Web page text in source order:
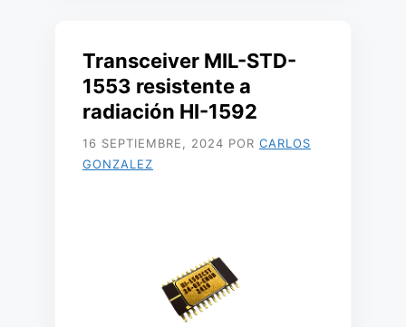
Transceiver MIL-STD-
1553 resistente a
radiación HI-1592
16 SEPTIEMBRE, 2024 POR CARLOS
GONZALEZ